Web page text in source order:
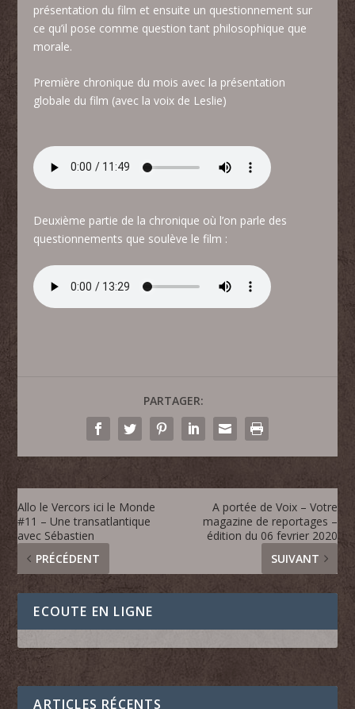
présentation du film et ensuite un questionnement sur
ce qu’il pose comme question tant philosophique que
morale.
Première chronique du mois avec la présentation
globale du film (avec la voix de Leslie)
Deuxième partie de la chronique où l’on parle des
questionnements que soulève le film :
PARTAGER:
Allo le Vercors ici le Monde
#11 – Une transatlantique
avec Sébastien
PRÉCÉDENT
A portée de Voix – Votre
magazine de reportages –
édition du 06 fevrier 2020
SUIVANT
ECOUTE EN LIGNE
ARTICLES RÉCENTS